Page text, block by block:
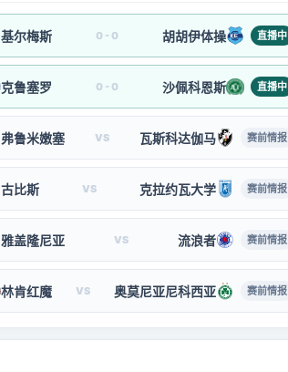
基尔梅斯 0 - 0 胡胡伊体操 直播中
克鲁塞罗 0 - 0 沙佩科恩斯 直播中
弗鲁米嫩塞 VS 瓦斯科达伽马 赛前情报
古比斯 VS 克拉约瓦大学 赛前情报
雅盖隆尼亚 VS 流浪者 赛前情报
林肯红魔 VS 奥莫尼亚尼科西亚 赛前情报